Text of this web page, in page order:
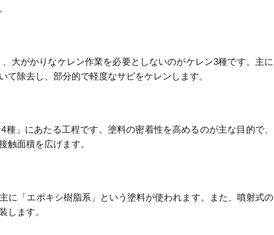
大がかりなケレン作業を必要としないのがケレン3種です。主に
除去し、部分的で軽度なサビをケレンします。
」にあたる工程です。塗料の密着性を高めるのが主な目的で、
触面積を広げます。
に「エポキシ樹脂系」という塗料が使われます。また、噴射式の
します。